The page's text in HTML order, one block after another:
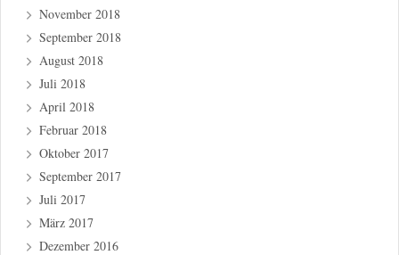
November 2018
September 2018
August 2018
Juli 2018
April 2018
Februar 2018
Oktober 2017
September 2017
Juli 2017
März 2017
Dezember 2016